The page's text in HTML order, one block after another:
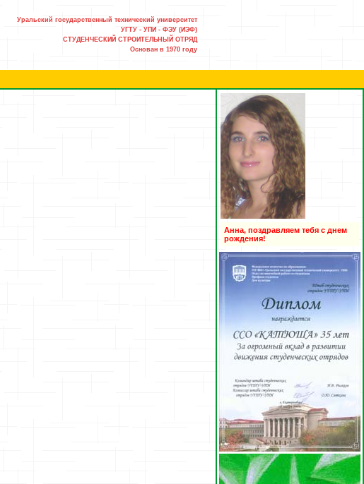
Уральский государственный технический университет
УГТУ - УПИ - ФЭУ (ИЭФ)
СТУДЕНЧЕСКИЙ СТРОИТЕЛЬНЫЙ ОТРЯД
Основан в 1970 году
Анна, поздравляем тебя с днем
рождения!